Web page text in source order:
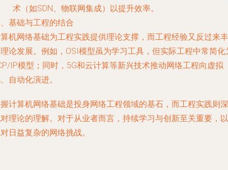
术（如SDN、物联网集成）以提升效率。
基础与工程的结合
机网络基础为工程实践提供理论支撑，而工程经验又反过来丰
论发展。例如，OSI模型虽为学习工具，但实际工程中常简化
IP模型；同时，5G和云计算等新兴技术推动网络工程向虚拟
自动化演进。
计算机网络基础是投身网络工程领域的基石，而工程实践则深
理论的理解。对于从业者而言，持续学习与创新至关重要，以
日益复杂的网络挑战。